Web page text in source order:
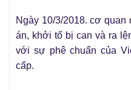
Ngày 10/3/2018. cơ
án, khởi tố bị can và ra
với sự phê chuẩn của
cấp.